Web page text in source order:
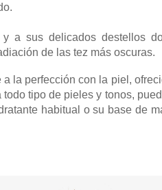
a sus delicados destellos
de las tez más oscuras.
la perfección con la piel,
todo tipo de pieles y tonos,
habitual o su base de